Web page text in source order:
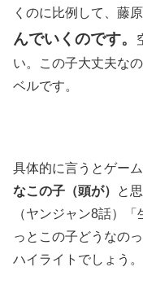
くのに比例して、藤
んでいくのです。
い。この子大丈夫な
ベルです。
具体的に言うとゲー
なこの子（頭が）
と
（ヤンジャン8話）
っとこの子どうなの
ハイライトでしょう。